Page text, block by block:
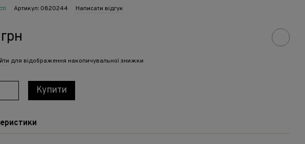
Артикул: 0820244 Написати відгук
для відображення накопичувальної знижки
Купити